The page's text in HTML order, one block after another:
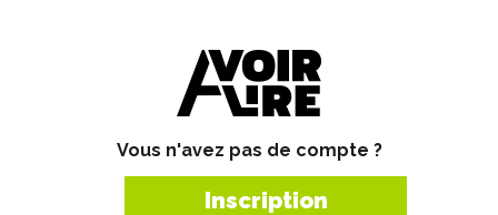
Vous n'avez pas de compte ?
Inscription